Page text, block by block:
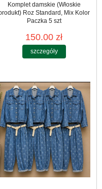
Komplet damskie (Włoskie
Roz Standard, Mix Kolor
Paczka 5 szt
150.00 zł
szczegóły